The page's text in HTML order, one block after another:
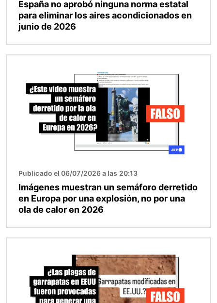
España no aprobó ninguna norma estatal
para eliminar los aires acondicionados en
junio de 2026
Publicado el 06/07/2026 a las 20:13
Imágenes muestran un semáforo derretido
en Europa por una explosión, no por una
ola de calor en 2026